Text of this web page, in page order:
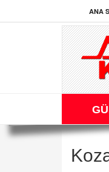
ANA